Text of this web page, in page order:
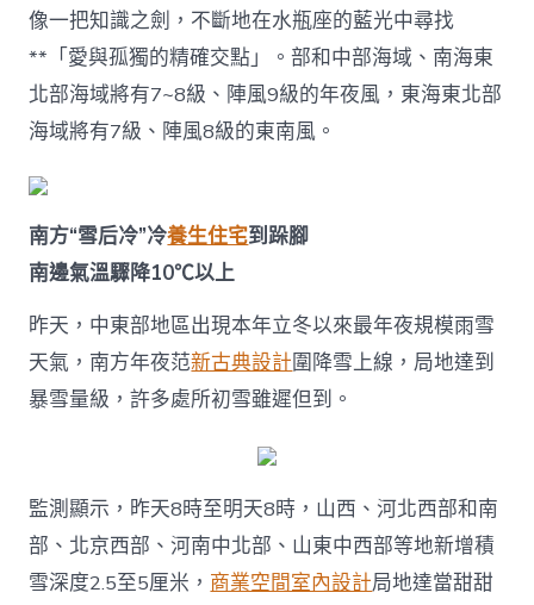
像一把知識之劍，不斷地在水瓶座的藍光中尋找
**「愛與孤獨的精確交點」。部和中部海域、南海東
北部海域將有7~8級、陣風9級的年夜風，東海東北部
海域將有7級、陣風8級的東南風。
南方“雪后冷”冷養生住宅到跺腳
南邊氣溫驟降10℃以上
昨天，中東部地區出現本年立冬以來最年夜規模雨雪
天氣，南方年夜范新古典設計圍降雪上線，局地達到
暴雪量級，許多處所初雪雖遲但到。
監測顯示，昨天8時至明天8時，山西、河北西部和南
部、北京西部、河南中北部、山東中西部等地新增積
雪深度2.5至5厘米， 商業空間室內設計局地達當甜甜